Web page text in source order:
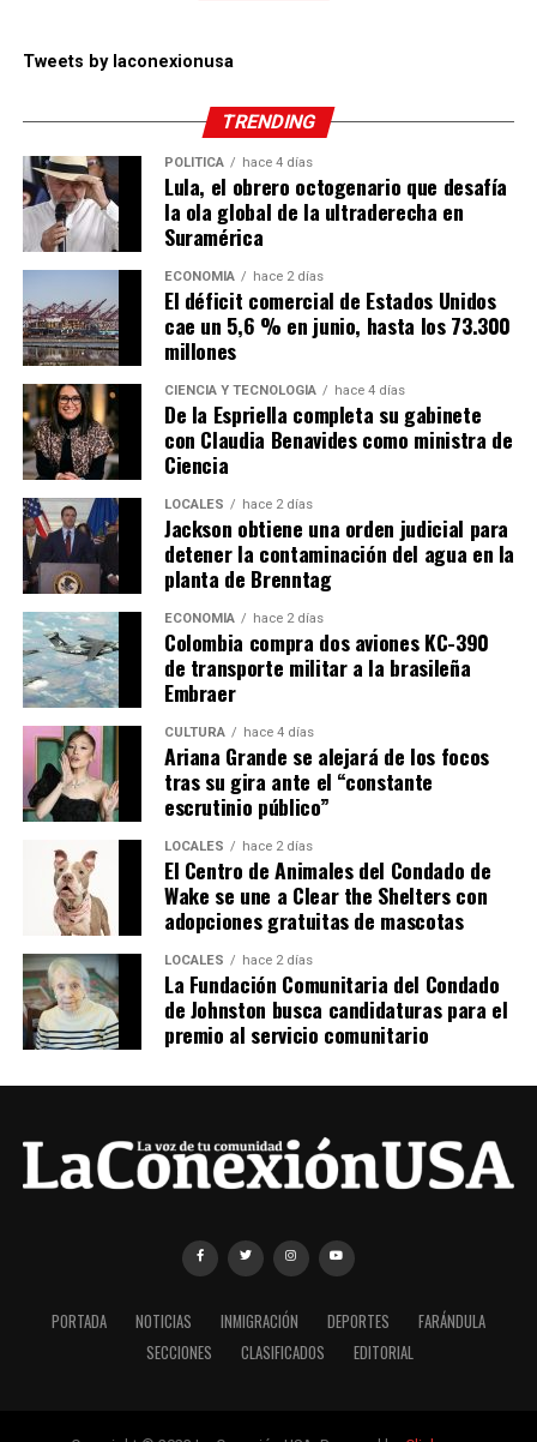
Tweets by laconexionusa
TRENDING
POLÍTICA hace 4 días
Lula, el obrero octogenario que desafía
la ola global de la ultraderecha en
Suramérica
ECONOMÍA hace 2 días
El déficit comercial de Estados Unidos
cae un 5,6 % en junio, hasta los 73.300
millones
CIENCIA Y TECNOLOGÍA hace 4 días
De la Espriella completa su gabinete
con Claudia Benavides como ministra de
Ciencia
LOCALES hace 2 días
Jackson obtiene una orden judicial para
detener la contaminación del agua en la
planta de Brenntag
ECONOMÍA hace 2 días
Colombia compra dos aviones KC-390
de transporte militar a la brasileña
Embraer
CULTURA hace 4 días
Ariana Grande se alejará de los focos
tras su gira ante el “constante
escrutinio público”
LOCALES hace 2 días
El Centro de Animales del Condado de
Wake se une a Clear the Shelters con
adopciones gratuitas de mascotas
LOCALES hace 2 días
La Fundación Comunitaria del Condado
de Johnston busca candidaturas para el
premio al servicio comunitario
PORTADA NOTICIAS INMIGRACIÓN DEPORTES
FARÁNDULA
SECCIONES
CLASIFICADOS EDITORIAL